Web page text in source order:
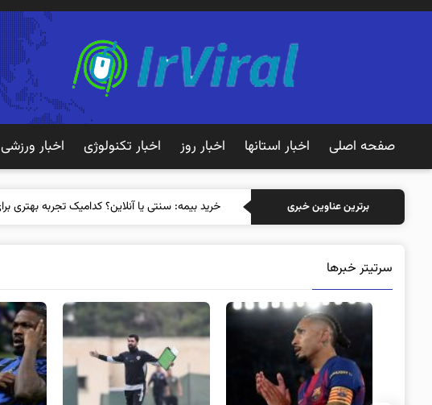
صفحه اصلی اخبار استانها اخبار روز اخبار تکنولوژی اخبار ورزشی
برترین عناوین خبری خ
سرتیتر خبرها